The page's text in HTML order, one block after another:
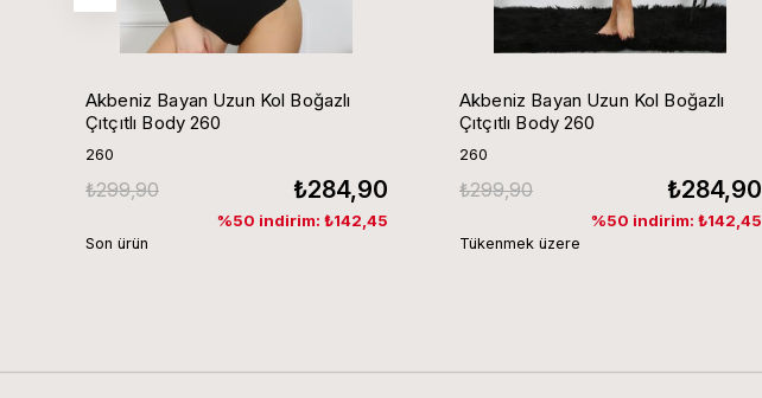
Akbeniz Bayan Uzun Kol Boğazlı
Çıtçıtlı Body 260
260
₺284,90
₺299,90
%50 indirim: ₺142,45
Son ürün
Akbeniz Bayan Uzun Kol Boğazlı
Çıtçıtlı Body 260
260
₺284,90
₺299,90
%50 indirim: ₺142,45
Tükenmek üzere